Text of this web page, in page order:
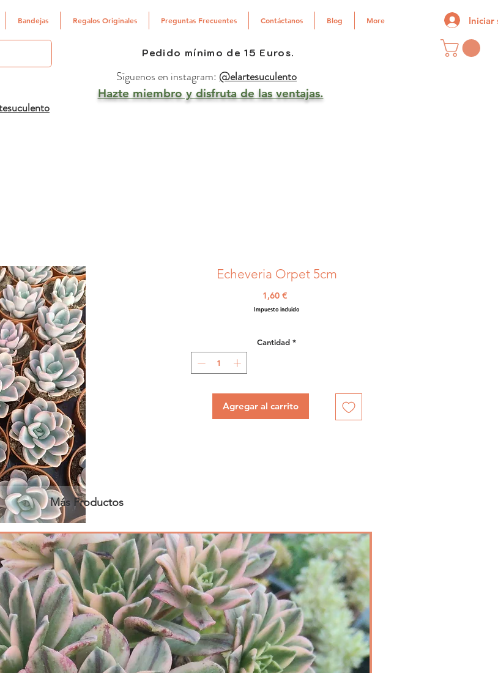
Bandejas Regalos Originales Preguntas Frecuentes Contáctanos Blog More Iniciar
Pedido mínimo de 15 Euros.
Síguenos en instagram: @elartesuculento
Hazte miembro y disfruta de las ventajas.
Echeveria Orpet 5cm
1,60 €
Impuesto incluido
Cantidad *
Agregar al carrito
Más Productos